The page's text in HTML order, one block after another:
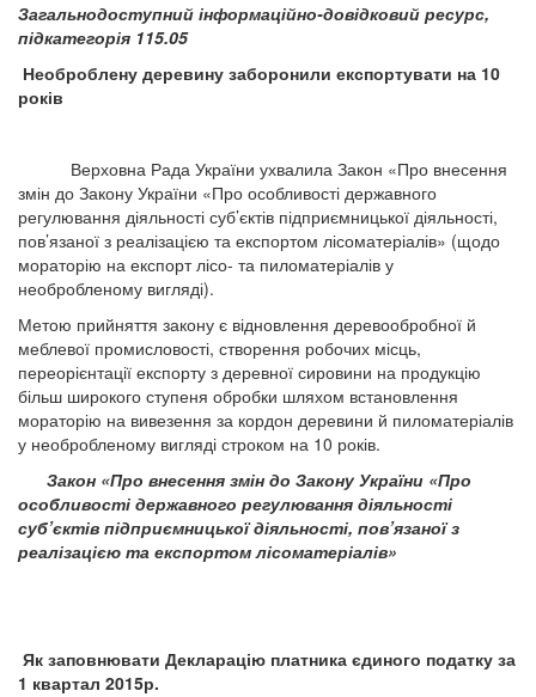
Загальнодоступний інформаційно-довідковий ресурс,
підкатегорія 115.05
Необроблену деревину заборонили експортувати на 10
років
Верховна Рада України ухвалила Закон «Про внесення
змін до Закону України «Про особливості державного
регулювання діяльності суб’єктів підприємницької діяльності,
пов’язаної з реалізацією та експортом лісоматеріалів» (щодо
мораторію на експорт лісо- та пиломатеріалів у
необробленому вигляді).
Метою прийняття закону є відновлення деревообробної й
меблевої промисловості, створення робочих місць,
переорієнтації експорту з деревної сировини на продукцію
більш широкого ступеня обробки шляхом встановлення
мораторію на вивезення за кордон деревини й пиломатеріалів
у необробленому вигляді строком на 10 років.
Закон «Про внесення змін до Закону України «Про
особливості державного регулювання діяльності
суб’єктів підприємницької діяльності, пов’язаної з
реалізацією та експортом лісоматеріалів»
Як заповнювати Декларацію платника єдиного податку за
1 квартал 2015р.